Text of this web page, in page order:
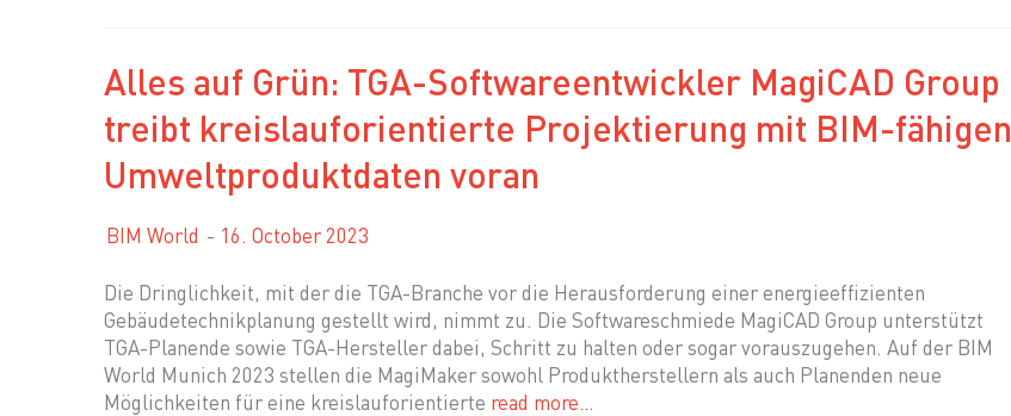
Alles auf Grün: TGA-Softwareentwickler MagiCAD Group
treibt kreislauforientierte Projektierung mit BIM-fähigen
Umweltproduktdaten voran
BIM World 16. October 2023
Die Dringlichkeit, mit der die TGA-Branche vor die Herausforderung einer energieeffizienten
Gebäudetechnikplanung gestellt wird, nimmt zu. Die Softwareschmiede MagiCAD Group unterstützt
TGA-Planende sowie TGA-Hersteller dabei, Schritt zu halten oder sogar vorauszugehen. Auf der BIM
World Munich 2023 stellen die MagiMaker sowohl Produktherstellern als auch Planenden neue
Möglichkeiten für eine kreislauforientierte read more…